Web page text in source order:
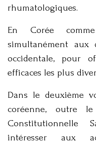
rhumatologiques.
En Corée
simultanément aux
occidentale, pour
efficaces les plus
Dans le deuxième
coréenne, outre
Constitutionnelle
intéresser aux